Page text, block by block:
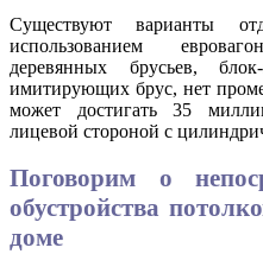
Существуют варианты
использованием
деревянных брусьев,
имитирующих брус, нет
может достигать 35
лицевой стороной с
Поговорим о
обустройства
доме